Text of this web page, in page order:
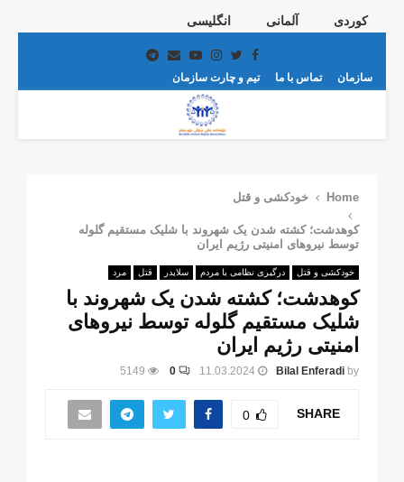
کوردی آلمانی انگلیسی
Facebook
Twitter
Instagram
Youtube
Email
Telegram
سازمان تماس با ما تیم و چارت سازمان
Home خودکشی و قتل
کوهدشت؛ کشته شدن یک شهروند با شلیک مستقیم گلوله
توسط نیروهای امنیتی رژیم ایران
خودکشی و قتل درگیری نظامی با مردم سلایدر قتل مرد
کوهدشت؛ کشته شدن یک شهروند با
شلیک مستقیم گلوله توسط نیروهای
امنیتی رژیم ایران
by
Bilal Enferadi
11.03.2024
0
5149
SHARE
0